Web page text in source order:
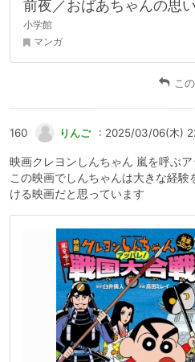
前夜／おばあちゃんの思
小学館
マンガ
こ
160 りんご : 2025/03/06(木)
映画クレヨンしんちゃん 嵐を呼ぶ
この映画でしんちゃんは大きな経
ける映画だと思っています